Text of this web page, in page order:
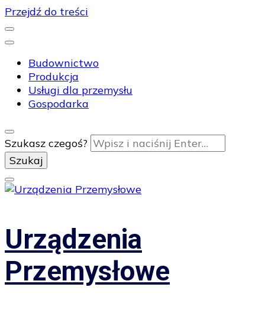
Przejdź do treści
Budownictwo
Produkcja
Usługi dla przemysłu
Gospodarka
Szukasz czegoś?
Urządzenia
Przemysłowe